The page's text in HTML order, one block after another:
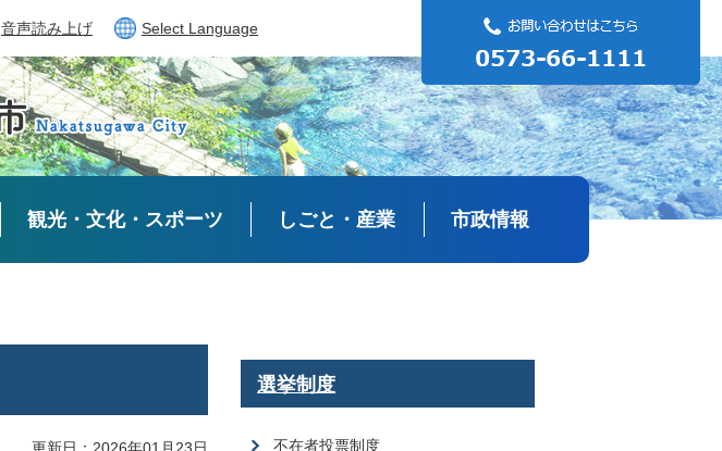
音声読み上げ Select Language
観光・文化・スポーツ しごと・産業 市政情報
選挙制度
不在者投票制度